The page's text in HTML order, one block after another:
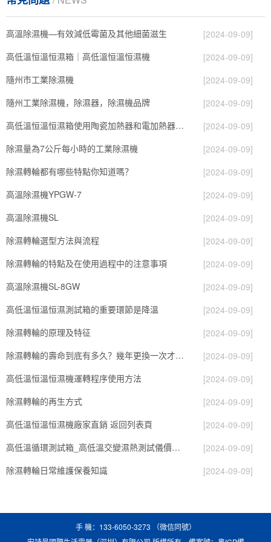
高溫除濕機—有效減低霉菌及其他細菌滋生
[2024-09-09]
高低溫恒溫恒濕箱｜高低溫恒溫恒濕機
[2024-09-09]
隨州市工業除濕機
[2024-09-09]
隨州工業除濕機，除濕器，除濕機品牌
[2024-09-09]
高低溫恒溫恒濕箱使用陶瓷加熱器和電加熱器有什么區別！
[2024-09-09]
除濕量為7公斤每小時的工業除濕機
[2024-09-09]
除濕轉輪都有哪些特點你知道嗎？
[2024-09-09]
高溫除濕機YPGW-7
[2024-09-09]
高溫除濕機SL
[2024-09-09]
除濕轉輪選型方法與流程
[2024-09-09]
除濕轉輪的特點及在使用過程中的注意事項
[2024-09-09]
高溫除濕機SL-8GW
[2024-09-09]
高低溫恒溫恒濕測試箱的重要環節是降溫
[2024-09-09]
除濕轉輪的原理及特征
[2024-09-09]
除濕轉輪的壽命到底有多久？幾年更換一次才合適呢？
[2024-09-09]
高低溫恒溫恒濕機運轉程序使用方法
[2024-09-09]
除濕轉輪的再生方式
[2024-09-09]
高低溫恒溫恒濕機廠家直銷 返回列表頁
[2024-09-09]
高低溫循環測試箱_高低溫交變濕熱測試儀價格_小型恒溫恒濕試驗箱廠家.pdf
[2024-09-09]
除濕轉輪日常維護保養知識
[2024-09-09]
手 機：133-6050-3273 （微信同號）